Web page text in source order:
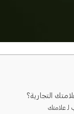
التجارية؟
لـ علامتك